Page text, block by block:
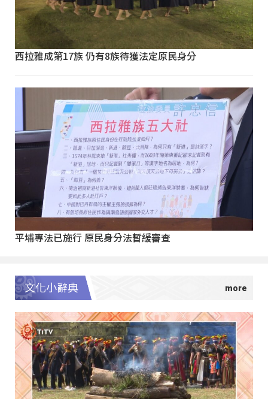
西拉雅成第17族 仍有8族待獲法定原民身分
平埔專法已施行 原民身分法暫緩審查
文化小辭典